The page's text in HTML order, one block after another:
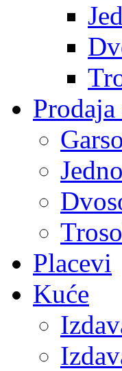
Prodaja
Placevi
Kuće